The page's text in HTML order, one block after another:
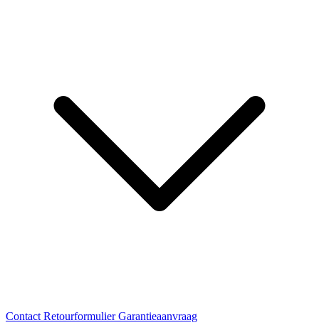
Contact RetourformulierGarantieaanvraag